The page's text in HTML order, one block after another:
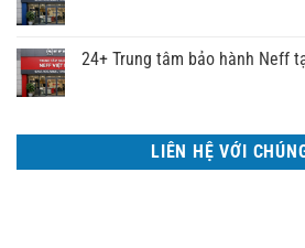
24+ Trung tâm bảo hành Neff
LIÊN HỆ VỚI